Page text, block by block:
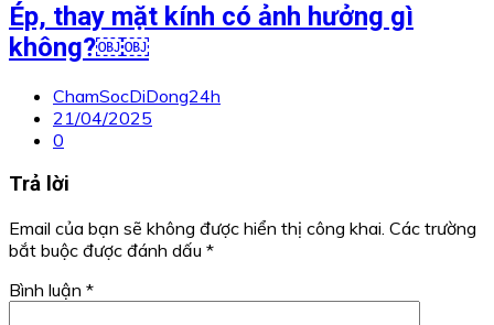
Ép, thay mặt kính có ảnh hưởng gì
không?￼￼
ChamSocDiDong24h
21/04/2025
0
Trả lời
Email của bạn sẽ không được hiển thị công khai. Các trường
bắt buộc được đánh dấu *
Bình luận *